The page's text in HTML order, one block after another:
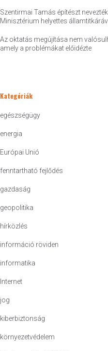
Szentirmai Tamás építészt
Minisztérium helyettes
Az oktatás megújítása nem
amely a problémákat előidézte
Kategóriák
egészségügy
energia
Európai Unió
fenntartható fejlődés
gazdaság
geopolitika
hírközlés
információ röviden
informatika
Internet
jog
kiberbiztonság
környezetvédelem